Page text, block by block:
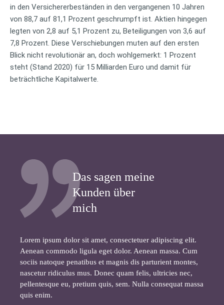
in den Versichererbeständen in den vergangenen 10 Jahren
von 88,7 auf 81,1 Prozent geschrumpft ist. Aktien hingegen
legten von 2,8 auf 5,1 Prozent zu, Beteiligungen von 3,6 auf
7,8 Prozent. Diese Verschiebungen muten auf den ersten
Blick nicht revolutionär an, doch wohlgemerkt: 1 Prozent
steht (Stand 2020) für 15 Milliarden Euro und damit für
beträchtliche Kapitalwerte.
Das sagen meine
Kunden über
mich
Lorem ipsum dolor sit amet, consectetuer adipiscing elit.
Aenean commodo ligula eget dolor. Aenean massa. Cum
sociis natoque penatibus et magnis dis parturient montes,
nascetur ridiculus mus. Donec quam felis, ultricies nec,
pellentesque eu, pretium quis, sem. Nulla consequat massa
quis enim.